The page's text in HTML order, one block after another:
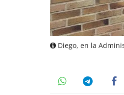
Diego, en la